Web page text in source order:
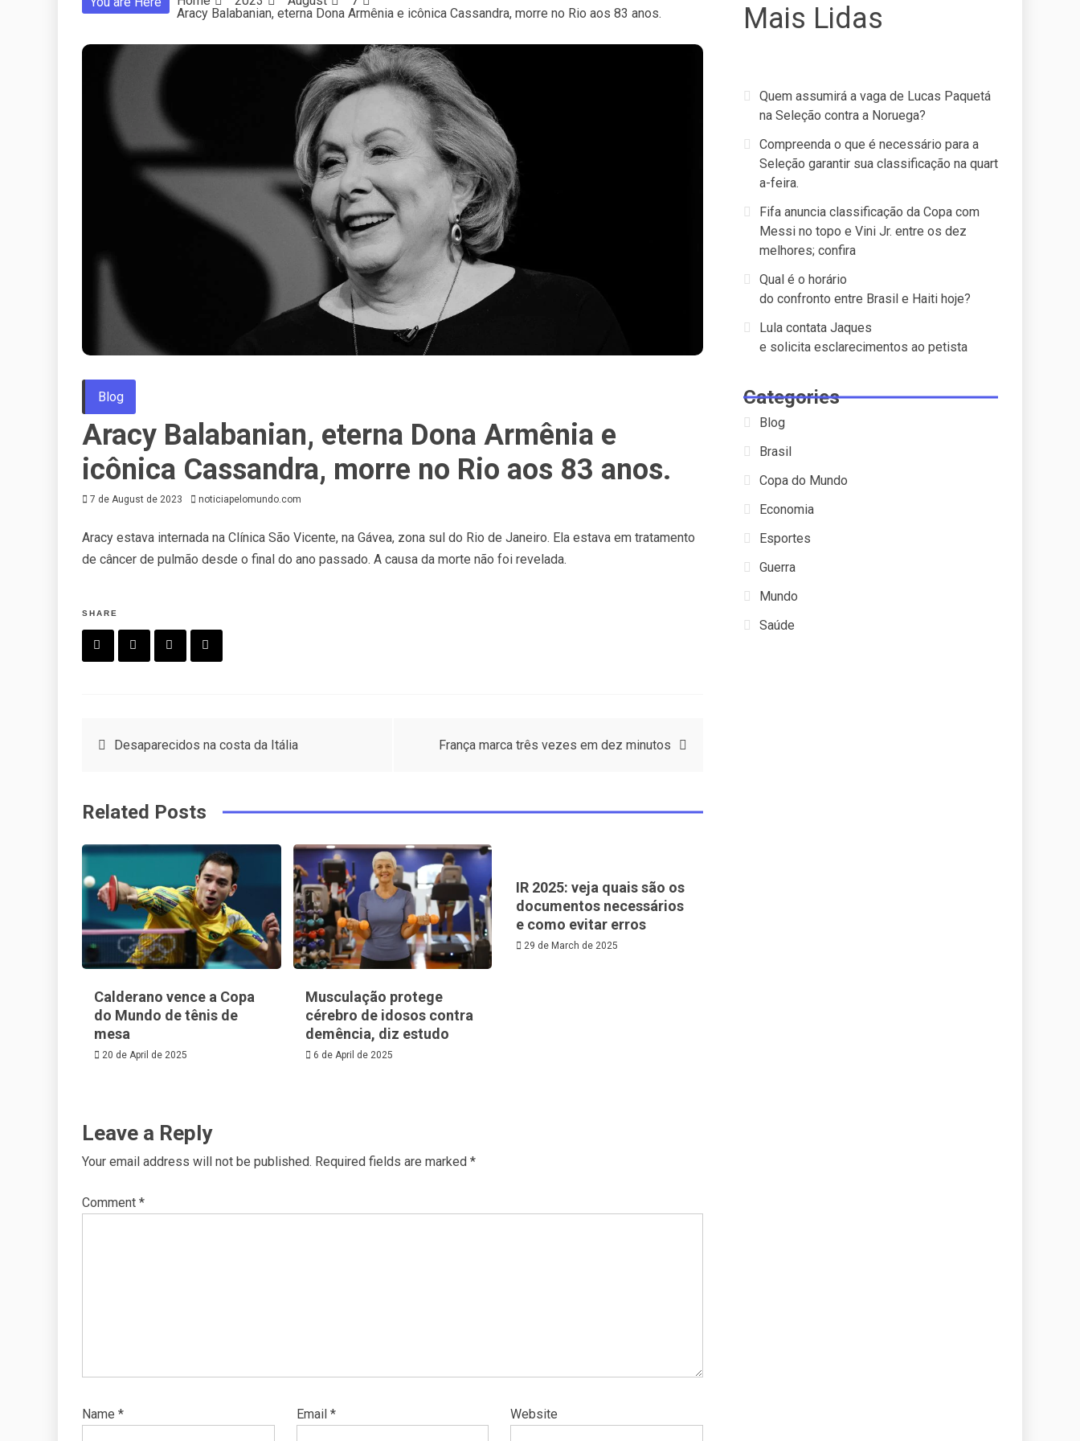
Aracy Balabanian, eterna Dona Armênia e icônica Cassandra, morre no Rio aos 83 anos.
Blog
Aracy Balabanian, eterna Dona Armênia e
icônica Cassandra, morre no Rio aos 83 anos.
7 de August de 2023 noticiapelomundo.com
Aracy estava internada na Clínica São Vicente, na Gávea, zona sul do Rio de Janeiro. Ela estava em tratamento
de câncer de pulmão desde o final do ano passado. A causa da morte não foi revelada.
SHARE
e
o
t
r
e
e
e
in
PostDesaparecidos na costa da Itália França marca três vezes em dez minutos
Related Posts
Calderano vence a Copa
do Mundo de tênis de
mesa
20 de April de 2025
Musculação protege
cérebro de idosos contra
demência, diz estudo
6 de April de 2025
IR 2025: veja quais são os
documentos necessários
e como evitar erros
29 de March de 2025
Leave a Reply
Your email address will not be published. Required fields are marked *
Comment *
Name * Email * Website
Mais Lidas
Quem assumirá a vaga de Lucas Paquetá
na Seleção contra a Noruega?
Compreenda o que é necessário para a
Seleção garantir sua classificação na quart
a-feira.
Fifa anuncia classificação da Copa com
Messi no topo e Vini Jr. entre os dez
melhores; confira
Qual é o horário
do confronto entre Brasil e Haiti hoje?
Lula contata Jaques
e solicita esclarecimentos ao petista
Categories
Blog
Brasil
Copa do Mundo
Economia
Esportes
Guerra
Mundo
Saúde